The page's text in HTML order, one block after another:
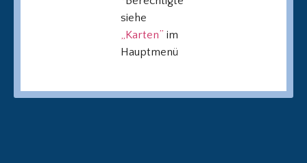
siehe
„Karten” im
Hauptmenü